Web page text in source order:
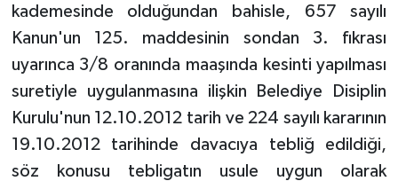
kademesinde olduğundan bahisle, 657 sayılı
Kanun'un 125. maddesinin sondan 3. fıkrası
uyarınca 3/8 oranında maaşında kesinti yapılması
suretiyle uygulanmasına ilişkin Belediye Disiplin
Kurulu'nun 12.10.2012 tarih ve 224 sayılı kararının
19.10.2012 tarihinde davacıya tebliğ edildiği,
söz konusu tebligatın usule uygun olarak